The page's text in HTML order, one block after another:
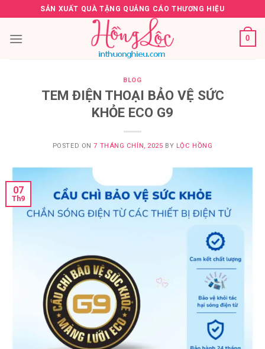
to
content
SẢN XUẤT QUÀ TẶNG QUẢNG CÁO THƯƠNG HIỆU
0
BLOG
TEM ĐIỆN THOẠI BẢO VỆ SỨC
KHỎE ECO G9
POSTED ON7 THÁNG CHÍN, 2025 BY LỘC HỒNG
07
Th9